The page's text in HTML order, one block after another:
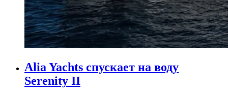
Alia Yachts спускает на воду
Serenity II